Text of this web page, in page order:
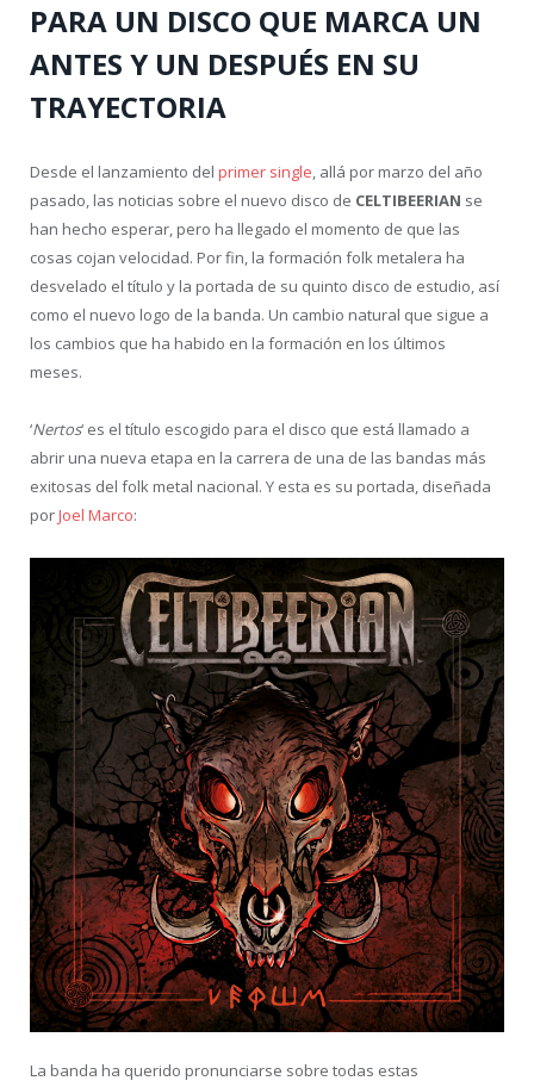
PARA UN DISCO QUE MARCA UN
ANTES Y UN DESPUÉS EN SU
TRAYECTORIA
Desde el lanzamiento del primer single, allá por marzo del año
pasado, las noticias sobre el nuevo disco de CELTIBEERIAN se
han hecho esperar, pero ha llegado el momento de que las
cosas cojan velocidad. Por fin, la formación folk metalera ha
desvelado el título y la portada de su quinto disco de estudio, así
como el nuevo logo de la banda. Un cambio natural que sigue a
los cambios que ha habido en la formación en los últimos
meses.
‘Nertos‘ es el título escogido para el disco que está llamado a
abrir una nueva etapa en la carrera de una de las bandas más
exitosas del folk metal nacional. Y esta es su portada, diseñada
porJoel Marco:
La banda ha querido pronunciarse sobre todas estas